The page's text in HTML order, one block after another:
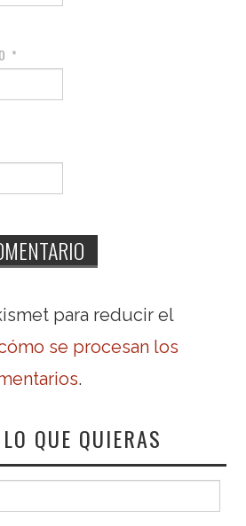
*
para reducir el
se procesan los
.
QUE QUIERAS